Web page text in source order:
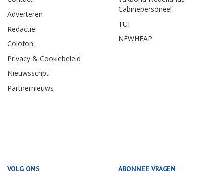
Adverteren
Redactie
Colofon
Privacy & Cookiebeleid
Nieuwsscript
Partnernieuws
Cabinepersoneel
TUI
NEWHEAP
VOLG ONS ABONNEE VRAGEN